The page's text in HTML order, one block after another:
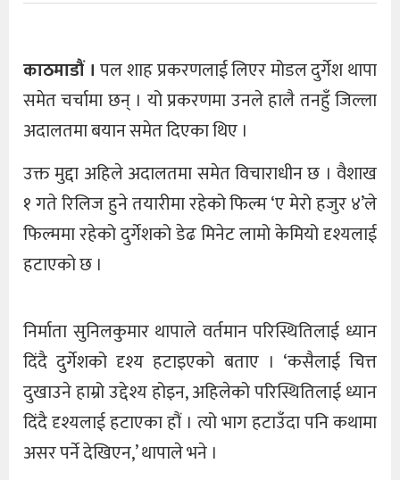
काठमाडौं । पल शाह प्रकरणलाई लिएर मोडल दुर्गेश थापा
समेत चर्चामा छन् । यो प्रकरणमा उनले हालै तनहुँ जिल्ला
अदालतमा बयान समेत दिएका थिए ।
उक्त मुद्दा अहिले अदालतमा समेत विचाराधीन छ । वैशाख
१ गते रिलिज हुने तयारीमा रहेको फिल्म ‘ए मेरो हजुर ४’ले
फिल्ममा रहेको दुर्गेशको डेढ मिनेट लामो केमियो दृश्यलाई
हटाएको छ ।
निर्माता सुनिलकुमार थापाले वर्तमान परिस्थितिलाई ध्यान
दिंदै दुर्गेशको दृश्य हटाइएको बताए । ‘कसैलाई चित्त
दुखाउने हाम्रो उद्देश्य होइन, अहिलेको परिस्थितिलाई ध्यान
दिंदै दृश्यलाई हटाएका हौं । त्यो भाग हटाउँदा पनि कथामा
असर पर्ने देखिएन,’ थापाले भने ।